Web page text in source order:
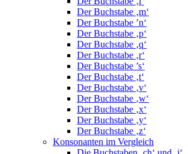
Der Buchstabe ‚m‘
Der Buchstabe ’n‘
Der Buchstabe ‚p‘
Der Buchstabe ‚q‘
Der Buchstabe ‚r‘
Der Buchstabe ’s‘
Der Buchstabe ‚t‘
Der Buchstabe ‚v‘
Der Buchstabe ‚w‘
Der Buchstabe ‚x‘
Der Buchstabe ‚y‘
Der Buchstabe ‚z‘
Konsonanten im Vergleich